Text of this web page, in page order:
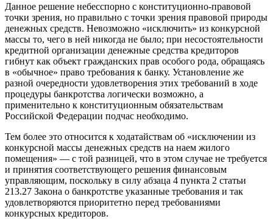
Данное решение небесспорно с конституционно-правовой
точки зрения, но правильно с точки зрения правовой природы
денежных средств. Невозможно «исключить» из конкурсной
массы то, чего в ней никогда не было; при несостоятельности
кредитной организации денежные средства кредиторов
гибнут как объект гражданских прав особого рода, обращаясь
в «обычное» право требования к банку. Установление же
разной очередности удовлетворения этих требований в ходе
процедуры банкротства логически возможно, а
применительно к конституционным обязательствам
Российской Федерации подчас необходимо.
Тем более это относится к ходатайствам об «исключении из
конкурсной массы денежных средств на наем жилого
помещения» — с той разницей, что в этом случае не требуется
и принятия соответствующего решения финансовым
управляющим, поскольку в силу абзаца 4 пункта 2 статьи
213.27 Закона о банкротстве указанные требования и так
удовлетворяются приоритетно перед требованиями
конкурсных кредиторов.